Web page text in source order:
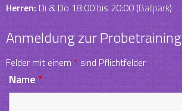
Herren:Di & Do 18:00 bis 20:00 (Ballpark)
Anmeldung zur Probetraining
Felder mit einem*sind Pflichtfelder
Name*